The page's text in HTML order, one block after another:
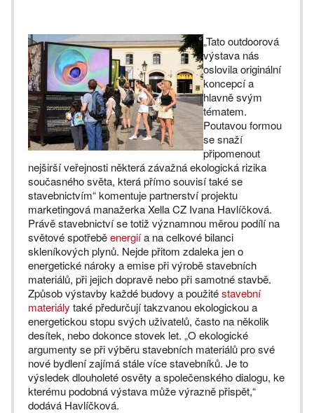
„Tato outdoorová
výstava nás
oslovila originální
koncepcí a
hlavně svým
tématem.
Poutavou formou
se snaží
připomenout
nejširší veřejnosti některá závažná ekologická rizika
současného světa, která přímo souvisí také se
stavebnictvím“ komentuje partnerství projektu
marketingová manažerka Xella CZ Ivana Havlíčková.
Právě stavebnictví se totiž významnou měrou podílí na
světové spotřeběenergiía na celkové bilanci
skleníkových plynů. Nejde přitom zdaleka jen o
energetické nároky a emise při výrobě stavebních
materiálů, při jejich dopravě nebo při samotné stavbě.
Způsob výstavby každé budovy a použitéstavební
materiály také předurčují takzvanou ekologickou a
energetickou stopu svých uživatelů, často na několik
desítek, nebo dokonce stovek let. „O ekologické
argumenty se při výběru stavebních materiálů pro své
nové bydlení zajímá stále více stavebníků. Je to
výsledek dlouholeté osvěty a společenského dialogu, ke
kterému podobná výstava může výrazně přispět,“
dodává Havlíčková.